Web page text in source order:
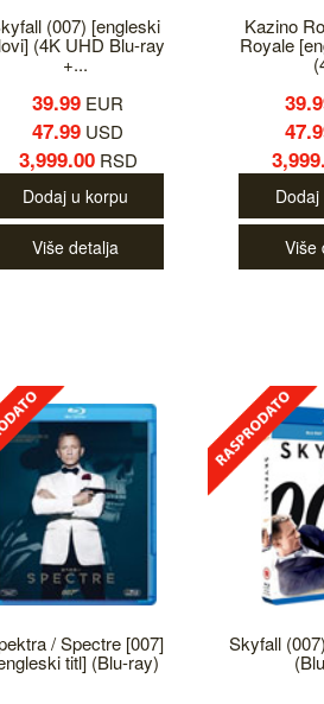
(007) [engleski
(4K UHD Blu-ray
+...
39.99 EUR
47.99 USD
3,999.00RSD
Dodaj u korpu
Više detalja
Kazino
Royale
Više
/ Spectre [007]
titl] (Blu-ray)
Skyfall